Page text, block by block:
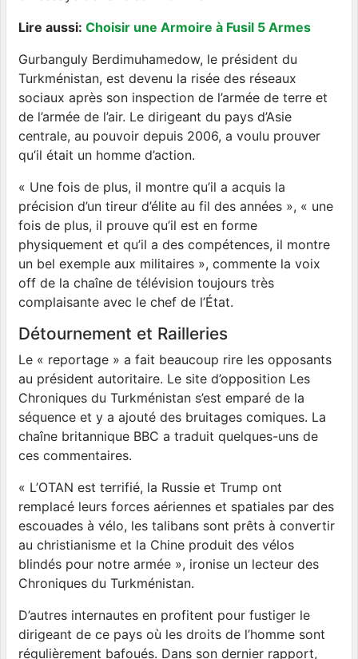
Lire aussi: Choisir une Armoire à Fusil 5 Armes
Gurbanguly Berdimuhamedow, le président du
Turkménistan, est devenu la risée des réseaux
sociaux après son inspection de l’armée de terre et
de l’armée de l’air. Le dirigeant du pays d’Asie
centrale, au pouvoir depuis 2006, a voulu prouver
qu’il était un homme d’action.
« Une fois de plus, il montre qu’il a acquis la
précision d’un tireur d’élite au fil des années », « une
fois de plus, il prouve qu’il est en forme
physiquement et qu’il a des compétences, il montre
un bel exemple aux militaires », commente la voix
off de la chaîne de télévision toujours très
complaisante avec le chef de l’État.
Détournement et Railleries
Le « reportage » a fait beaucoup rire les opposants
au président autoritaire. Le site d’opposition Les
Chroniques du Turkménistan s’est emparé de la
séquence et y a ajouté des bruitages comiques. La
chaîne britannique BBC a traduit quelques-uns de
ces commentaires.
« L’OTAN est terrifié, la Russie et Trump ont
remplacé leurs forces aériennes et spatiales par des
escouades à vélo, les talibans sont prêts à convertir
au christianisme et la Chine produit des vélos
blindés pour notre armée », ironise un lecteur des
Chroniques du Turkménistan.
D’autres internautes en profitent pour fustiger le
dirigeant de ce pays où les droits de l’homme sont
régulièrement bafoués. Dans son dernier rapport,